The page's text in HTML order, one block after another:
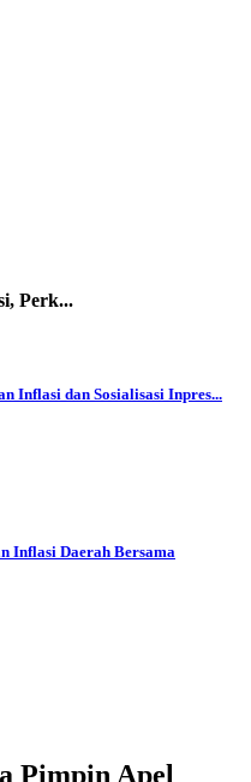
Perk...
Inflasi dan Sosialisasi Inpres...
Inflasi Daerah Bersama
Pimpin Apel